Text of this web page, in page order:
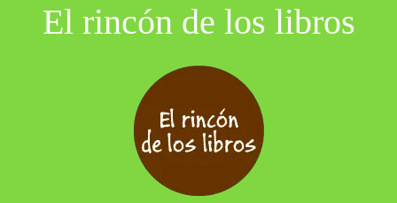
El rincón de los libros